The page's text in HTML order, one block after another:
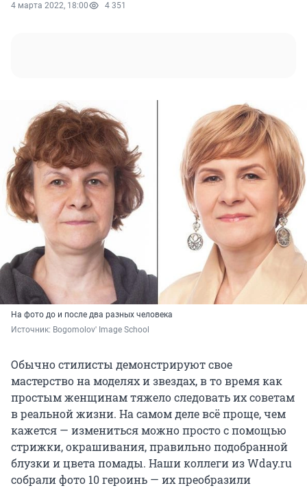
4 марта 2022, 18:00 4 351
На фото до и после два разных человека
Источник: Bogomolov' Image School
Обычно стилисты демонстрируют свое
мастерство на моделях и звездах, в то время как
простым женщинам тяжело следовать их советам
в реальной жизни. На самом деле всё проще, чем
кажется — измениться можно просто с помощью
стрижки, окрашивания, правильно подобранной
блузки и цвета помады. Наши коллеги из Wday.ru
собрали фото 10 героинь — их преобразили